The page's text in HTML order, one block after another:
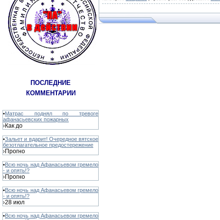
ПОСЛЕДНИЕ
КОММЕНТАРИИ
•Матрас поднял по тревоге
афанасьевских пожарных
›Как до
•Зальет и вдарит! Очередное вятское
безотлагательное предостережение
›Прогно
•Всю ночь над Афанасьевом гремело
- и опять!?
›Прогно
•Всю ночь над Афанасьевом гремело
- и опять!?
›28 июл
•Всю ночь над Афанасьевом гремело